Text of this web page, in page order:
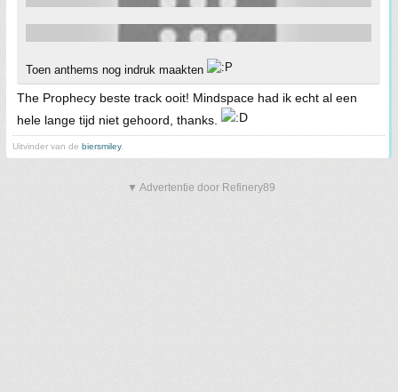
Toen anthems nog indruk maakten
The Prophecy beste track ooit! Mindspace had ik echt al een
hele lange tijd niet gehoord, thanks.
Uitvinder van de biersmiley.
▼ Advertentie door Refinery89